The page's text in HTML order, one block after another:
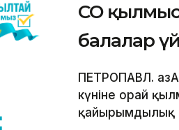
СҚО
балалар
ПЕТРОПАВЛ.
күніне орай
қайырымдылық